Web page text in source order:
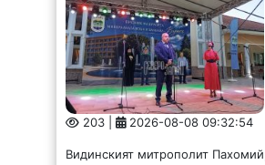
203 | 2026-08-08 09:32:54
Видинският митрополит Пахомий,
генерал-лейтенант Явор Матеев-
началника на отбраната във